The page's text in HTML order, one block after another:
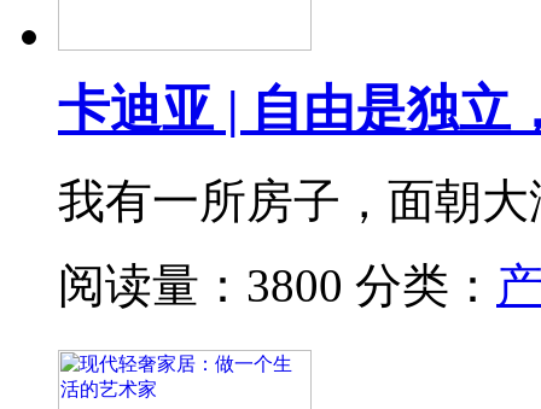
卡迪亚 | 自由是独立
我有一所房子，面朝
阅读量：3800 分类：